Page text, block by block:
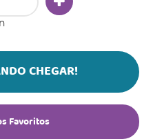
CHEGAR!
Favoritos